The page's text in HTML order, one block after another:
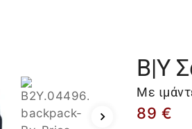
B|Y
Με
89 €